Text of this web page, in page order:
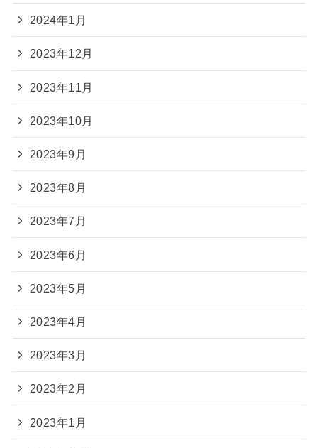
2024年1月
2023年12月
2023年11月
2023年10月
2023年9月
2023年8月
2023年7月
2023年6月
2023年5月
2023年4月
2023年3月
2023年2月
2023年1月